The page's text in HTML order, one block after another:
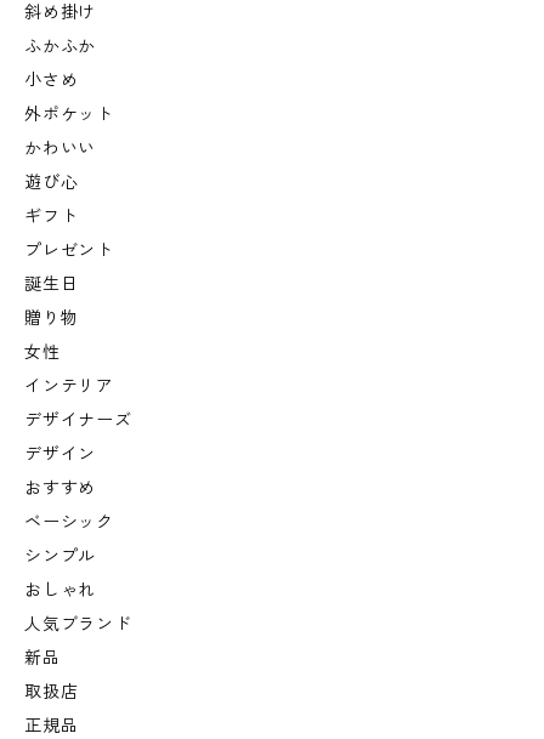
斜め掛け
ふかふか
小さめ
外ポケット
かわいい
遊び心
ギフト
プレゼント
誕生日
贈り物
女性
インテリア
デザイナーズ
デザイン
おすすめ
ベーシック
シンプル
おしゃれ
人気ブランド
新品
取扱店
正規品